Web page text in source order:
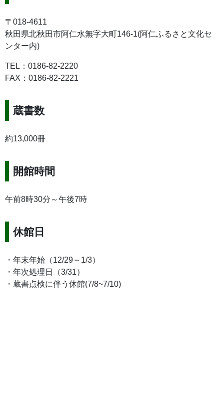
〒018-4611
秋田県北秋田市阿仁水無字大町146-1(阿仁ふるさと文化セ
ンター内)
TEL： 0186-82-2220
FAX：0186-82-2221
蔵書数
約13,000冊
開館時間
午前8時30分～午後7時
休館日
・年末年始（12/29～1/3）
・年次処理日（3/31）
・蔵書点検に伴う休館(7/8~7/10)